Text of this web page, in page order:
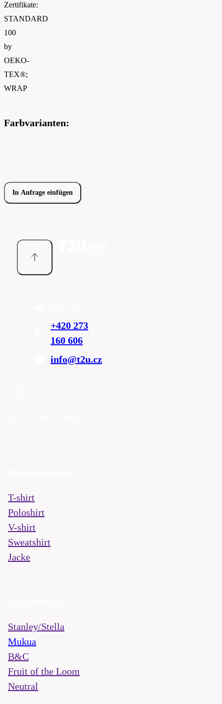
Zertifikate:
STANDARD
100
by
OEKO-
TEX®;
WRAP
Farbvarianten:
In Anfrage einfügen
+420 273
160 606
info@t2u.cz
T-shirt
Poloshirt
V-shirt
Sweatshirt
Jacke
Stanley/Stella
Mukua
B&C
Fruit of the Loom
Neutral